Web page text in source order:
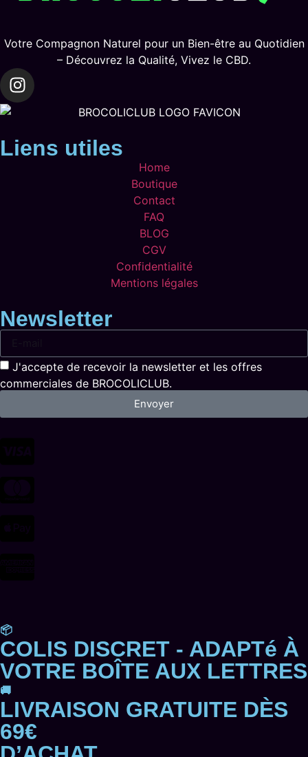
Votre Compagnon Naturel pour un Bien-être au Quotidien
– Découvrez la Qualité, Vivez le CBD.
Liens utiles
Home
Boutique
Contact
FAQ
BLOG
CGV
Confidentialité
Mentions légales
Newsletter
J'accepte de recevoir la newsletter et les offres
commerciales de BROCOLICLUB.
Envoyer
📦
COLIS DISCRET - ADAPTé À
VOTRE BOÎTE AUX LETTRES
🚚
LIVRAISON GRATUITE DÈS
69€